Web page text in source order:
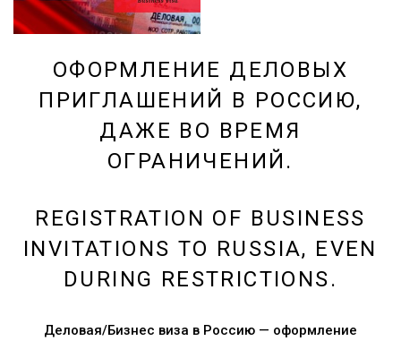
ОФОРМЛЕНИЕ ДЕЛОВЫХ
ПРИГЛАШЕНИЙ В РОССИЮ,
ДАЖЕ ВО ВРЕМЯ
ОГРАНИЧЕНИЙ.
REGISTRATION OF BUSINESS
INVITATIONS TO RUSSIA, EVEN
DURING RESTRICTIONS.
Деловая/Бизнес виза в Россию — оформление